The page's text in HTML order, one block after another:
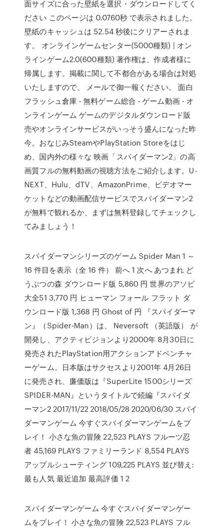
面サイズに合った壁紙を選択・ダウンロードしてく
ださい このページは 0.0760秒 で表示されました。
壁紙のキャッシュは 52.54 秒後にクリアーされま
す。 オンラインゲームセンター(5000種類) | オン
ラインゲーム2.0(600種類) 著作権は、作成者様に
帰属します。掲載に関して不都合がある場合は対処
いたしますので、 メールで御一報ください。 面白
フラッシュ倉庫 - 無料ゲーム総合 - ゲーム動画 - オ
ンラインゲーム ゲームのデジタルダウンロード販
売やオンラインサービスがいっそう盛んになった昨
今。おなじみSteamやPlayStation Storeをはじ
め、国内外の様々な 映画「スパイダーマン2」の高
画質フルの無料動画の視聴方法をご紹介します。U-
NEXT、Hulu、dTV、AmazonPrime、ビデオマー
ケットなどの動画配信サービスでスパイダーマン2
が無料で観れるか、まずは無料登録してチェックし
てみましょう！
スパイダーマンシリーズのゲーム Spider Man 1 ～
16 件目を表示（全 16 件） 前へ 1 次へ あつまれ ど
うぶつの森 ダウンロード版 5,860 円 世界のアソビ
大全51 3,770 円 ヒューマン フォール フラット ダ
ウンロード版 1,368 円 Ghost of 円 『スパイダーマ
ン』（Spider-Man）は、 Neversoft （英語版） が
開発し、アクティビジョンより2000年 8月30日に
発売されたPlayStation用アクションアドベンチャ
ーゲーム。日本版はサクセスより2001年 4月26日
に発売され、廉価版は『SuperLite 1500シリーズ
SPIDER-MAN』というタイトルで続編『スパイダ
ーマン2 2017/11/22 2018/05/28 2020/06/30 スパイ
ダーマンゲーム 今すぐスパイダーマンゲームをプ
レイ！ 小さな魚の冒険 22,523 PLAYS フルーツ忍
者 45,169 PLAYS ファミリーランド 8,554 PLAYS
アップルシューティング 109,225 PLAYS 並び替え:
最も人気 最近追加 最高評価 1 2
スパイダーマンゲーム 今すぐスパイダーマンゲー
ムをプレイ！ 小さな魚の冒険 22,523 PLAYS フル